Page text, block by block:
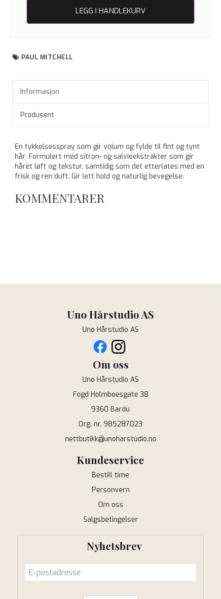
LEGG I HANDLEKURV
PAUL MITCHELL
Informasjon
Produsent
En tykkelsesspray som gir volum og fylde til fint og tynt
hår. Formulert med sitron- og salvieekstrakter som gir
håret løft og tekstur, samtidig som det etterlates med en
frisk og ren duft. Gir lett hold og naturlig bevegelse.
KOMMENTARER
Uno Hårstudio AS
Uno Hårstudio AS
Om oss
Uno Hårstudio AS
Fogd Holmboesgate 38
9360 Bardu
Org. nr. 985287023
nettbutikk@unoharstudio.no
Kundeservice
Bestill time
Personvern
Om oss
Salgsbetingelser
Nyhetsbrev